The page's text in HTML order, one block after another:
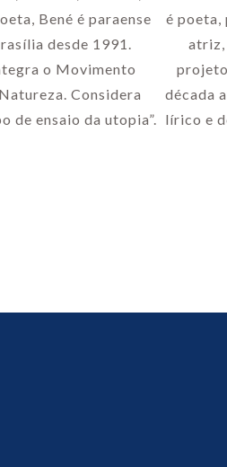
Bené é paraense
desde 1991.
o Movimento
Considera
de ensaio da utopia”.
é
década
lírico e